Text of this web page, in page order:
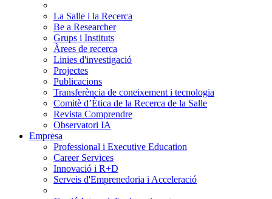
La Salle i la Recerca
Be a Researcher
Grups i Instituts
Àrees de recerca
Linies d'investigació
Projectes
Publicacions
Transferència de coneixement i tecnologia
Comitè d’Ètica de la Recerca de la Salle
Revista Comprendre
Observatori IA
Empresa
Professional i Executive Education
Career Services
Innovació i R+D
Serveis d'Emprenedoria i Acceleració